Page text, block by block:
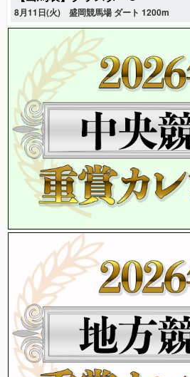
8月11日(火)
盛岡競馬場 ダート 1200m